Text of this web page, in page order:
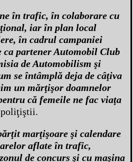
în trafic, în colaborare cu
iar în plan local
în cadrul campaniei
ca partener Automobil Club
de Automobilism şi
se întâmplă deja de câţiva
un mărţişor doamnelor
că femeile ne fac viaţa
poliţiştii.
marţişoare şi calendare
aflate în trafic,
de concurs şi cu maşina